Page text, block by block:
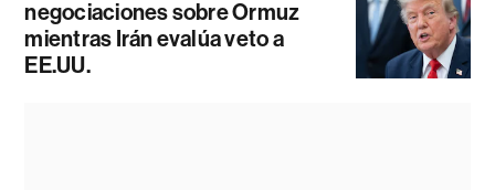
negociaciones sobre Ormuz
mientras Irán evalúa veto a
EE.UU.